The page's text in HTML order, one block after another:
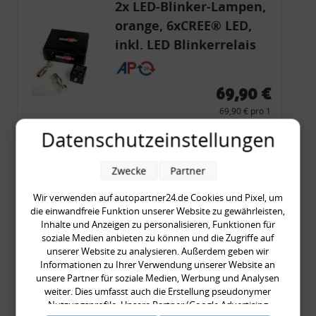
2x LED-Blinker-Lampen,
orange, 6xCREE® LED,
inkl. LED Blinkerrelais
CF 14
69,90 €
69,90 € pro 1
Merkzettel
Zum Artikel
Rückleuchtenband mit
Blinker, rot, US-Ecken,
Audi 80 Cabrio, Typ 89,
OE-Nr.: 8G0945225 +
8G0945225C
Datenschutzeinstellungen
Wir verwenden auf autopartner24.de Cookies und Pixel, um
die einwandfreie Funktion unserer Website zu gewährleisten,
Inhalte und Anzeigen zu personalisieren, Funktionen für
soziale Medien anbieten zu können und die Zugriffe auf
unserer Website zu analysieren. Außerdem geben wir
Informationen zu Ihrer Verwendung unserer Website an
unsere Partner für soziale Medien, Werbung und Analysen
weiter. Dies umfasst auch die Erstellung pseudonymer
Nutzungsprofile. Unsere Partner (Google Advertising
Zwecke Partner